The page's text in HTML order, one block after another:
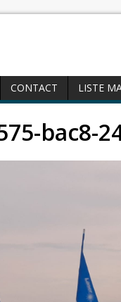
CONTACT LISTE
bac8-